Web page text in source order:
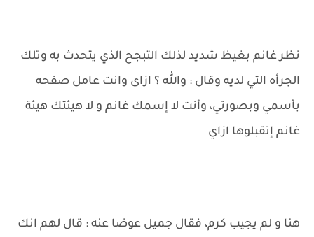
نظر غانم بغيظ شديد لذلك التبجح الذي يتحدث به وتلك
الجرأه التي لديه وقال : والله ؟ ازاى وانت عامل صفحه
بأسمي وبصورتي، وأنت لا إسمك غانم و لا ه‍يئتك هيئة
غانم إتقبلوها ازاي
هنا و لم يجيب كرم، فقال جميل عوضا عنه : قال لهم انك